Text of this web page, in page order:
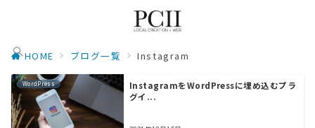
HOME ブログ一覧 Instagram
WordPress
InstagramをWordPressに埋め込むプラ
グイ...